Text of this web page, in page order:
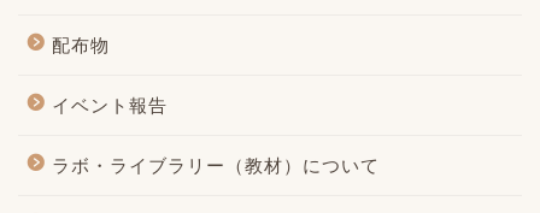
配布物
イベント報告
ラボ・ライブラリー（教材）について